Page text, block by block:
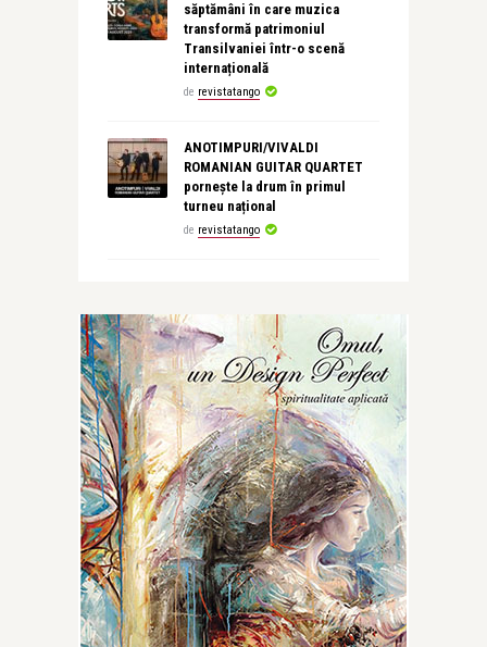
săptămâni în care muzica
transformă patrimoniul
Transilvaniei într-o scenă
internațională
de revistatango
ANOTIMPURI/VIVALDI
ROMANIAN GUITAR QUARTET
pornește la drum în primul
turneu național
de revistatango